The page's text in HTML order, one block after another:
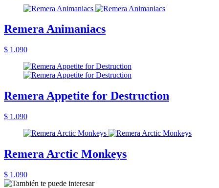
Remera Animaniacs
$ 1.090
Remera Appetite for Destruction
$ 1.090
Remera Arctic Monkeys
$ 1.090